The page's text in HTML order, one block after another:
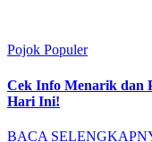
Pojok Populer
Cek Info Menarik dan
Hari Ini!
BACA